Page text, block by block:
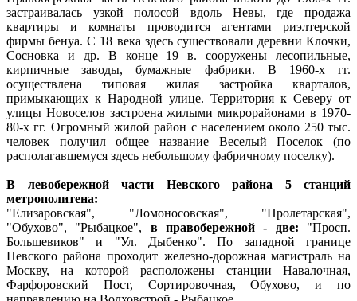
застраивалась узкой полосой вдоль Невы, где продажа
квартиры и комнаты проводится агентами риэлтерской
фирмы бенуа. С 18 века здесь существовали деревни Клочки,
Сосновка и др. В конце 19 в. сооружены лесопильные,
кирпичные заводы, бумажные фабрики. В 1960-х гг.
осуществлена типовая жилая застройка кварталов,
примыкающих к Народной улице. Территория к Северу от
улицы Новоселов застроена жилыми микрорайонами в 1970-
80-х гг. Огромный жилой район с населением около 250 тыс.
человек получил общее название Веселый Поселок (по
располагавшемуся здесь небольшому фабричному поселку).
В левобережной части Невского района 5 станций
метрополитена:
"Елизаровская", "Ломоносовская", "Пролетарская",
"Обухово", "Рыбацкое", в правобережной - две: "Просп.
Большевиков" и "Ул. Дыбенко". По западной границе
Невского района проходит железно-дорожная магистраль на
Москву, на которой расположены станции Навалочная,
Фарфоровский Пост, Сортировочная, Обухово, и по